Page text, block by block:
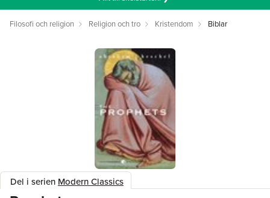
Filosofi och religion Religion och tro Kristendom Biblar
Del i serien Modern Classics